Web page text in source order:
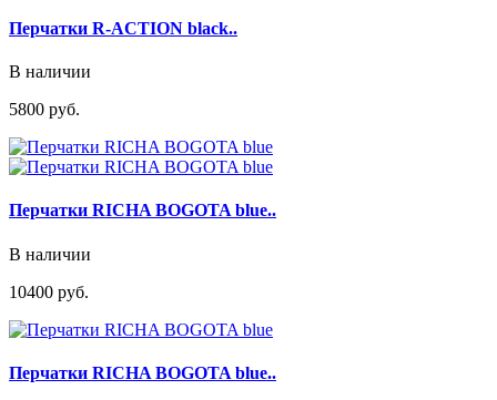
Перчатки R-ACTION black..
В наличии
5800 руб.
Перчатки RICHA BOGOTA blue..
В наличии
10400 руб.
Перчатки RICHA BOGOTA blue..